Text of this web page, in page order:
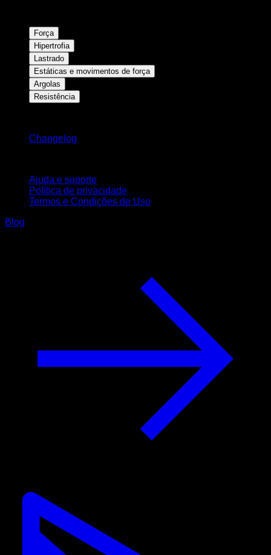
Força
Hipertrofia
Lastrado
Estáticas e movimentos de força
Argolas
Resistência
Changelog
Ajuda e suporte
Política de privacidade
Termos e Condições de Uso
Blog